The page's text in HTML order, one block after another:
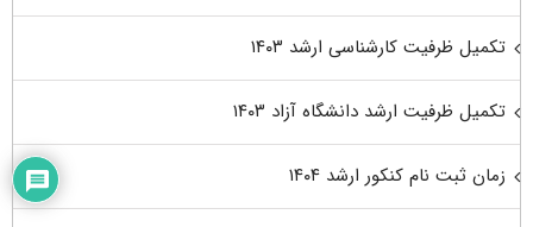
تکمیل ظرفیت کارشناسی ارشد ۱۴۰۳
تکمیل ظرفیت ارشد دانشگاه آزاد ۱۴۰۳
زمان ثبت نام کنکور ارشد ۱۴۰۴